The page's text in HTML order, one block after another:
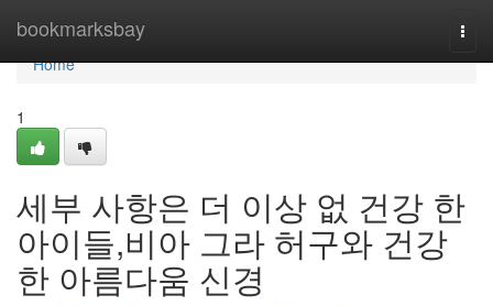
bookmarksbay
Home
Home
1
세부 사항은 더 이상 없 건강 한
아이들,비아 그라 허구와 건강
한 아름다움 신경